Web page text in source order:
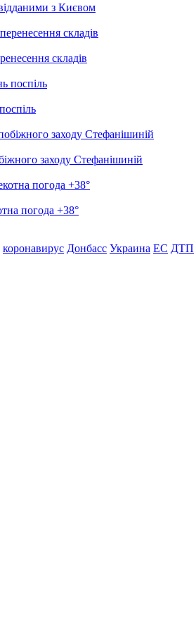
з Києвом
складів
заходу Стефанішиній
погода +38°
коронавирус Донбасс Украина ЕС ДТП